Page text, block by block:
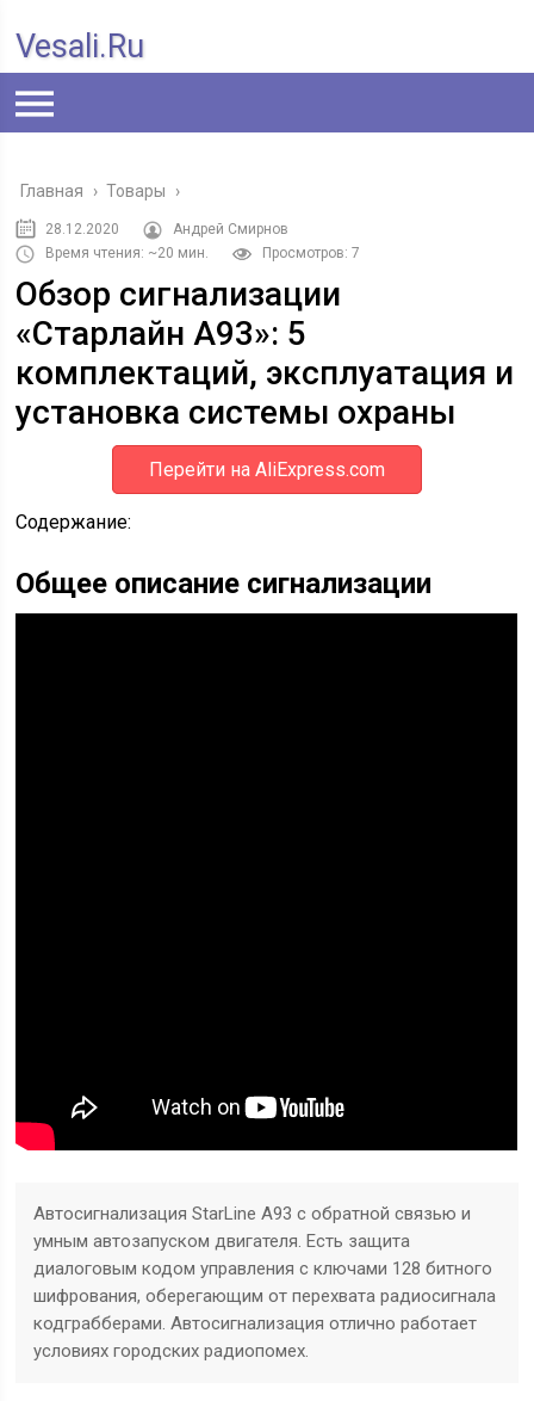
Vesali.ru
Главная › Товары ›
28.12.2020
Андрей Смирнов
Время чтения: ~20 мин.
Просмотров: 7
Обзор сигнализации
«Старлайн А93»: 5
комплектаций, эксплуатация и
установка системы охраны
Перейти на AliExpress.com
Содержание:
Общее описание сигнализации
Автосигнализация StarLine A93 с обратной связью и
умным автозапуском двигателя. Есть защита
диалоговым кодом управления с ключами 128 битного
шифрования, оберегающим от перехвата радиосигнала
кодграбберами. Автосигнализация отлично работает
условиях городских радиопомех.